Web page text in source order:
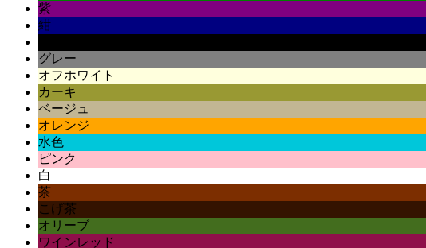
紫
紺
グレー
オフホワイト
カーキ
ベージュ
オレンジ
水色
ピンク
白
茶
こげ茶
オリーブ
ワインレッド